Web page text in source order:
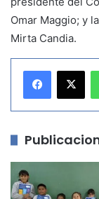
Omar Maggio; y
Mirta Candia.